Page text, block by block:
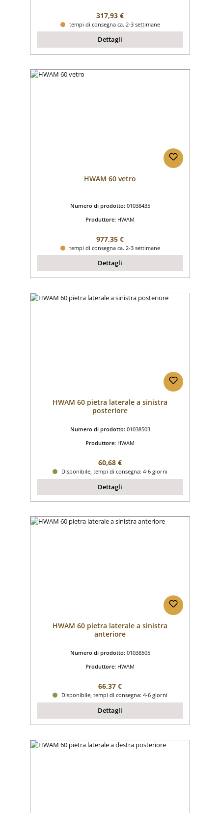
Prezzo normale:
317,93 €
tempi di consegna ca. 2-3 settimane
Dettagli
HWAM 60 vetro
Numero di prodotto: 01038435
Produttore: HWAM
Prezzo normale:
977,35 €
tempi di consegna ca. 2-3 settimane
Dettagli
HWAM 60 pietra laterale a sinistra
posteriore
Numero di prodotto: 01038503
Produttore: HWAM
Prezzo normale:
60,68 €
Disponibile, tempi di consegna: 4-6 giorni
Dettagli
HWAM 60 pietra laterale a sinistra
anteriore
Numero di prodotto: 01038505
Produttore: HWAM
Prezzo normale:
66,37 €
Disponibile, tempi di consegna: 4-6 giorni
Dettagli